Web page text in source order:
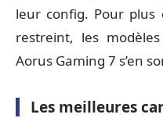
leur config. Pour
restreint, les
Aorus Gaming 7 s’en
Les meilleures